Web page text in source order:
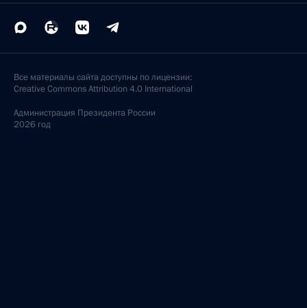
Все материалы сайта доступны по лицензии:
Creative Commons Attribution 4.0 International
Администрация Президента России
2026 год